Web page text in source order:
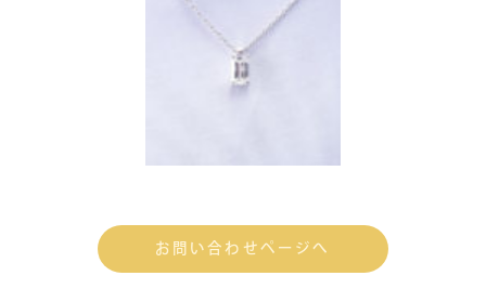
お問い合わせページへ